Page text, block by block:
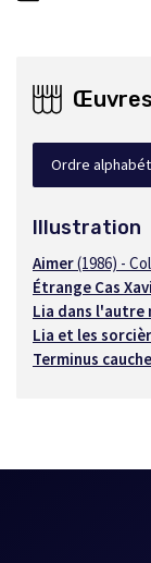
Œuvres
Ordre
Illustration
Aimer(1986) -
Étrange Cas
Lia dans l'autre
Lia et les
Terminus